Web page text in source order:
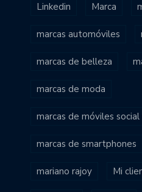
Linkedin Marca
marcas automóviles
marcas de belleza
marcas de moda
marcas de móviles social
marcas de smartphones
mariano rajoy Mi